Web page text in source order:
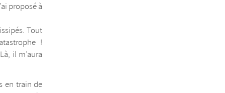
proposé à
Tout
!
il m’aura
en train de